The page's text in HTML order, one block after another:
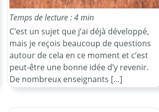
Temps de lecture : 4 min
C’est un sujet que j’ai déjà développé,
mais je reçois beaucoup de questions
autour de cela en ce moment et c’est
peut-être une bonne idée d’y revenir.
De nombreux enseignants […]